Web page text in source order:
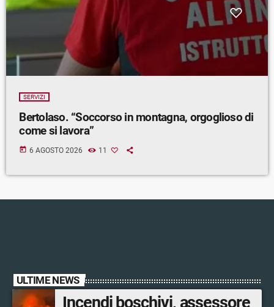
SERVIZI
Bertolaso. “Soccorso in montagna, orgoglioso di
come si lavora”
today 6 AGOSTO 2026 11
ULTIME NEWS
Incendi boschivi, assessore